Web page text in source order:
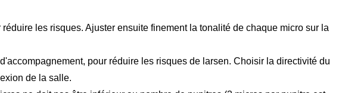
les risques. Ajuster ensuite finement la tonalité de chaque micro sur la
pour réduire les risques de larsen. Choisir la directivité du
de la salle.